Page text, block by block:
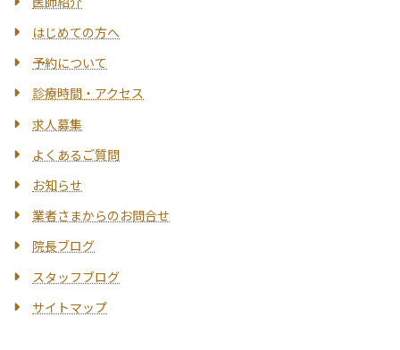
はじめての方へ
予約について
診療時間・アクセス
求人募集
よくあるご質問
お知らせ
業者さまからのお問合せ
院長ブログ
スタッフブログ
サイトマップ